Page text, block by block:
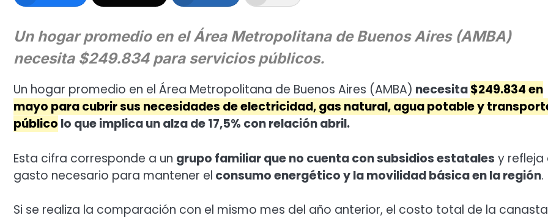
Un hogar promedio en el Área Metropolitana de Buenos Aires (AMBA)
necesita $249.834 para servicios públicos.
Un hogar promedio en el Área Metropolitana de Buenos Aires (AMBA) necesita$249.834 en
mayo para cubrir sus necesidades de electricidad, gas natural, agua potable y
público lo que implica un alza de 17,5% con relación abril.
Esta cifra corresponde a un grupo familiar que no cuenta con subsidios estatales y refleja
gasto necesario para mantener el consumo energético y la movilidad básica en la región.
Si se realiza la comparación con el mismo mes del año anterior, el costo total de la